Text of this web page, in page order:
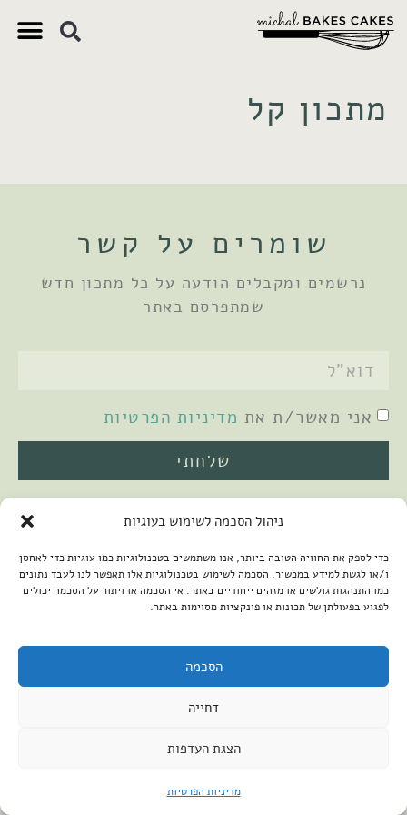
ניהול הסכמה לשימוש בעוגיות
כדי לספק את החוויה הטובה ביותר, אנו משתמשים בטכנולוגיות כמו עוגיות כדי לאחסן
ו/או לגשת למידע במכשיר. הסכמה לשימוש בטכנולוגיות אלו תאפשר לנו לעבד נתונים
כמו התנהגות גולשים או מזהים ייחודיים באתר. אי הסכמה או ויתור על הסכמה יכולים
לפגוע בפעולתן של תכונות או פונקציות מסוימות באתר.
הסכמה
דחייה
הצגת העדפות
מדיניות הפרטיות
מתכון קל
שומרים על קשר
נרשמים ומקבלים הודעה על כל מתכון חדש
שמתפרסם באתר
אני מאשר/ת את מדיניות הפרטיות
שלחתי
2026 © כל הזכויות שמורות למיכל שמיר
הצהרת נגישות